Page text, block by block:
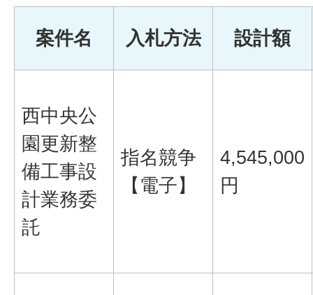
案件名 入札方法 設計額
西中央公
園更新整
備工事設
計業務委
託
指名競争
【電子】
4,545,000
円